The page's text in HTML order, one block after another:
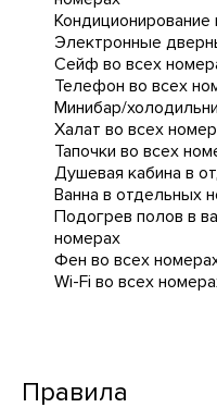
Электронные
Сейф во всех
Телефон во всех
Минибар/
Халат во всех
Тапочки во всех
Душевая кабина в
Ванна в отдельных
Подогрев полов в
номерах
Фен во всех
Wi-Fi во всех
Правила